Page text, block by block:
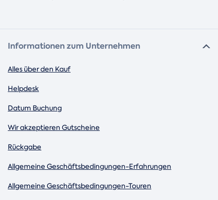
Informationen zum Unternehmen
Alles über den Kauf
Helpdesk
Datum Buchung
Wir akzeptieren Gutscheine
Rückgabe
Allgemeine Geschäftsbedingungen-Erfahrungen
Allgemeine Geschäftsbedingungen-Touren